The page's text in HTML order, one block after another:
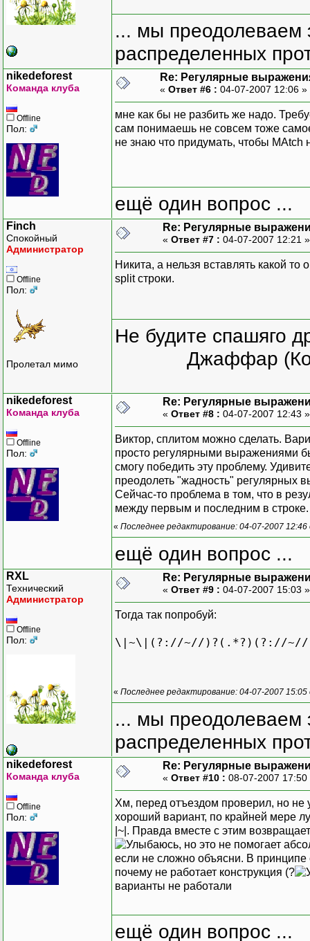
... мы преодолеваем
распределенных
nikedeforest
Команда клуба
Offline
Пол:
Re: Регулярные
« Ответ #6 : 04-07-2007 12:06 »
мне как бы не разбить же надо.
сам понимаешь не совсем тоже
не знаю что придумать, чтобы MAtch
ещё один вопрос ...
Finch
Спокойный
Администратор
Offline
Пол:
Пролетал мимо
Re: Регулярные
« Ответ #7 : 04-07-2007 12:21
Никита, а нельзя вставлять какой
split строки.
Не будите спашяго
Джаффар
nikedeforest
Команда клуба
Offline
Пол:
Re: Регулярные
« Ответ #8 : 04-07-2007 12:43
Виктор, сплитом можно сделать.
просто регулярными выражениями
смогу победить эту проблему.
преодолеть "жадность" регулярных
Сейчас-то проблема в том, что в
между первым и последним в строке.
« Последнее редактирование: 04-07-2007
ещё один вопрос ...
RXL
Технический
Администратор
Offline
Пол:
Re: Регулярные
« Ответ #9 : 04-07-2007 15:03
Тогда так попробуй:
\|~\|(?://~//)?(.*?)(?://
« Последнее редактирование: 04-07-2007
... мы преодолеваем
распределенных
nikedeforest
Команда клуба
Offline
Пол:
Re: Регулярные
« Ответ #10 : 08-07-2007
Хм, перед отъездом проверил, но не
хороший вариант, по крайней мере
|~|. Правда вместе с этим
, но это не помогает
если не сложно объясни. В принципе
почему не работает конструкция (?
варианты не работали
ещё один вопрос ...